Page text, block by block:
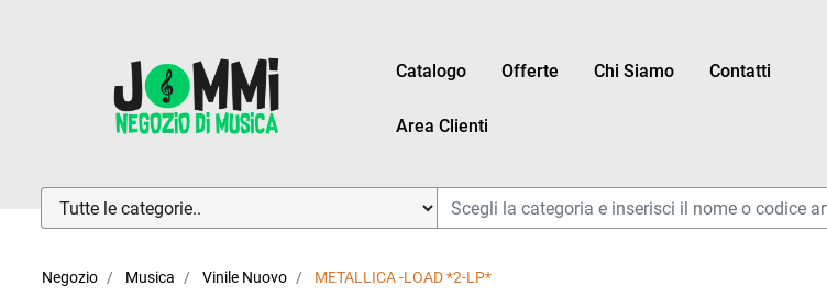
Catalogo Offerte Chi Siamo Contatti
Area Clienti
La modifica di un filtro aggiorna automaticamente gli altri filtri disponibili.
Negozio Musica Vinile Nuovo METALLICA -LOAD *2-LP*